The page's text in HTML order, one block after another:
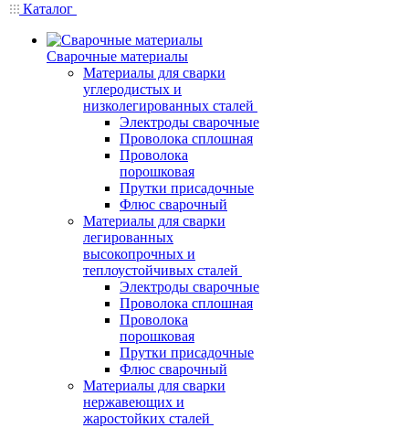
Каталог
Сварочные материалы
Материалы для сварки
углеродистых и
низколегированных сталей
Электроды сварочные
Проволока сплошная
Проволока
порошковая
Прутки присадочные
Флюс сварочный
Материалы для сварки
легированных
высокопрочных и
теплоустойчивых сталей
Электроды сварочные
Проволока сплошная
Проволока
порошковая
Прутки присадочные
Флюс сварочный
Материалы для сварки
нержавеющих и
жаростойких сталей